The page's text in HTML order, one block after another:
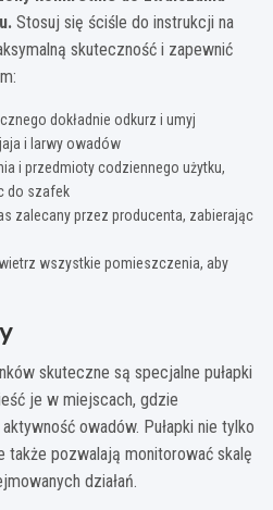
Stosuj się ściśle do instrukcji na
skuteczność i zapewnić
dokładnie odkurz i umyj
i larwy owadów
i przedmioty codziennego użytku,
do szafek
zalecany przez producenta, zabierając
wszystkie pomieszczenia, aby
skuteczne są specjalne pułapki
je w miejscach, gdzie
owadów. Pułapki nie tylko
także pozwalają monitorować skalę
działań.